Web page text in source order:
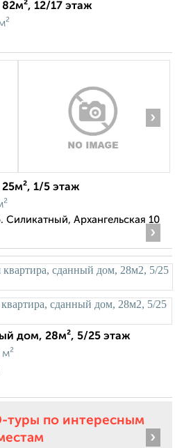
12/17 этаж
›
1/5 этаж
Архангельская 10
›
дом, 28м², 5/25 этаж
м²
туры по интересным
›